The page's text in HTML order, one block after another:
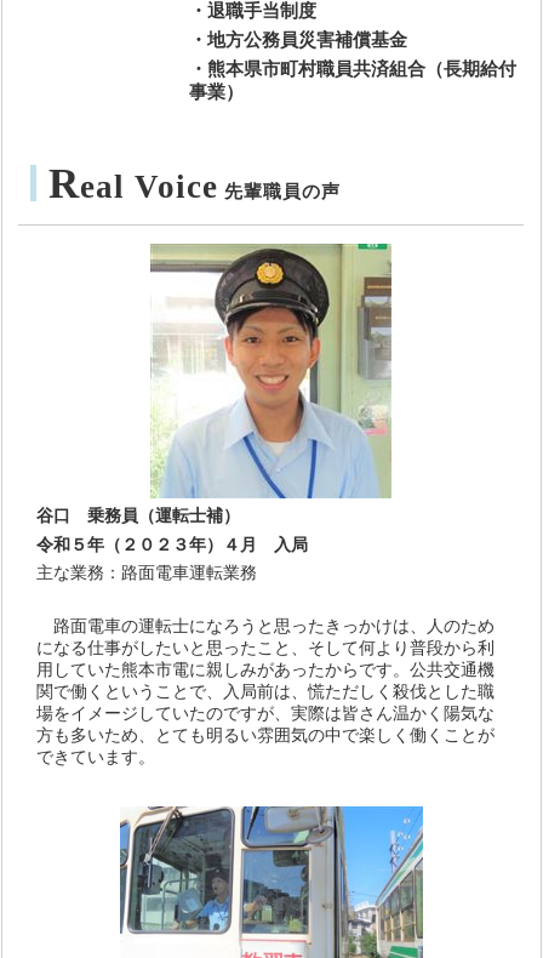
・退職手当制度
・地方公務員災害補償基金
・熊本県市町村職員共済組合（長期給付
事業）
RealVoice 先輩職員の声
谷口 乗務員（運転士補）
令和５年（２０２３年）４月 入局
主な業務：路面電車運転業務
路面電車の運転士になろうと思ったきっかけは、人のため
になる仕事がしたいと思ったこと、そして何より普段から利
用していた熊本市電に親しみがあったからです。公共交通機
関で働くということで、入局前は、慌ただしく殺伐とした職
場をイメージしていたのですが、実際は皆さん温かく陽気な
方も多いため、とても明るい雰囲気の中で楽しく働くことが
できています。